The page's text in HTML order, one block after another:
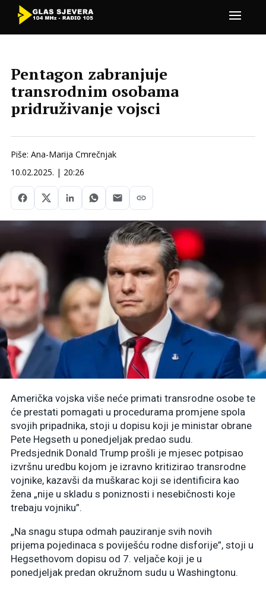
Pentagon zabranjuje
transrodnim osobama
pridruživanje vojsci
Piše: Ana-Marija Cmrečnjak
10.02.2025. | 20:26
Američka vojska više neće primati transrodne osobe te
će prestati pomagati u procedurama promjene spola
svojih pripadnika, stoji u dopisu koji je ministar obrane
Pete Hegseth u ponedjeljak predao sudu.
Predsjednik Donald Trump prošli je mjesec potpisao
izvršnu uredbu kojom je izravno kritizirao transrodne
vojnike, kazavši da muškarac koji se identificira kao
žena „nije u skladu s poniznosti i nesebičnosti koje
trebaju vojniku”.
„Na snagu stupa odmah pauziranje svih novih
prijema pojedinaca s poviješću rodne disforije”, stoji u
Hegsethovom dopisu od 7. veljače koji je u
ponedjeljak predan okružnom sudu u Washingtonu.